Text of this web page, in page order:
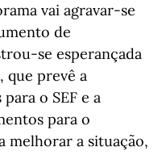
vai agravar-se
de
se esperançada
que prevê a
o SEF e a
para o
melhorar a situação,